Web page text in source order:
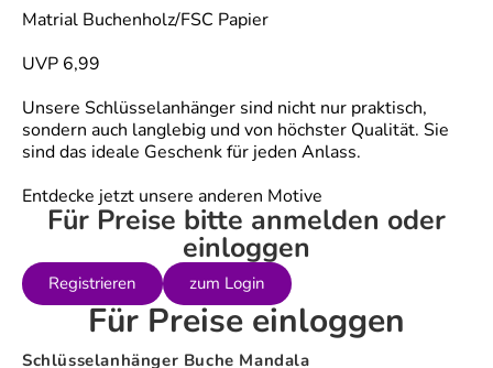
Matrial Buchenholz/FSC Papier
UVP 6,99
Unsere Schlüsselanhänger sind nicht nur praktisch,
sondern auch langlebig und von höchster Qualität. Sie
sind das ideale Geschenk für jeden Anlass.
Entdecke jetzt unsere anderen Motive
Für Preise bitte anmelden oder
einloggen
Registrieren zum Login
Für Preise einloggen
Schlüsselanhänger Buche Mandala